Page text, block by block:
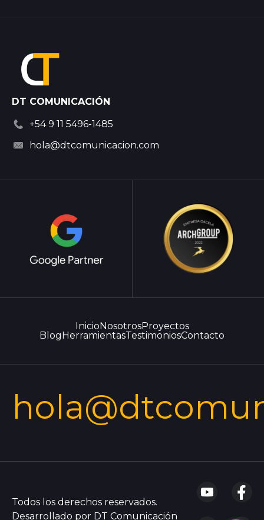
DT COMUNICACIÓN
+54 9 11 5496-1485
hola@dtcomunicacion.com
InicioNosotrosProyectos
BlogHerramientasTestimoniosContacto
Todos los derechos reservados.
Desarrollado por DT Comunicación